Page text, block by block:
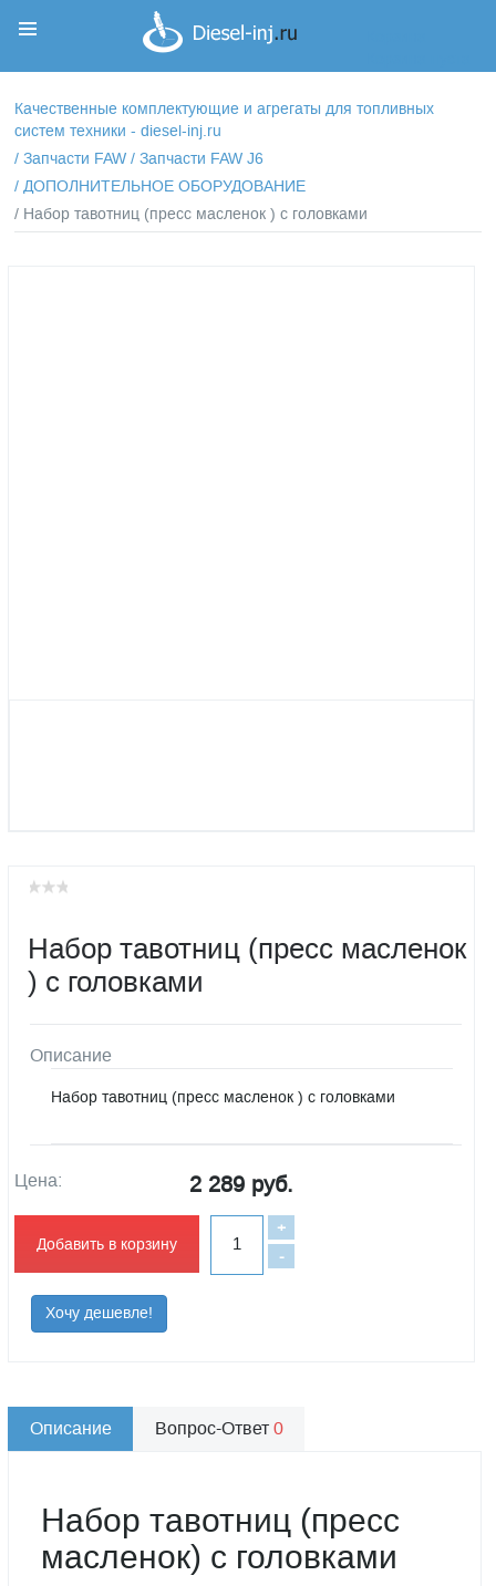
Качественные комплектующие и агрегаты для топливных
систем техники - diesel-inj.ru
/Запчасти FAW /Запчасти FAW J6
/ДОПОЛНИТЕЛЬНОЕ ОБОРУДОВАНИЕ
/ Набор тавотниц (пресс масленок ) с головками
Набор тавотниц (пресс масленок
) с головками
Описание
Набор тавотниц (пресс масленок ) с головками
Цена: 2 289 руб.
Добавить в корзину
-
+
Хочу дешевле!
Описание Вопрос-Ответ0
Набор тавотниц (пресс
масленок) с головками